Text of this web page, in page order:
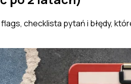
checklista pytań i błędy,